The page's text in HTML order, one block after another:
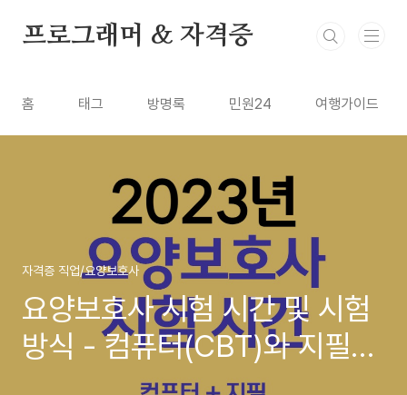
프로그래머 & 자격증
홈 태그 방명록 민원24 여행가이드
자격증 직업/요양보호사
요양보호사 시험 시간 및 시험
방식 - 컴퓨터(CBT)와 지필
(PBT) 차이